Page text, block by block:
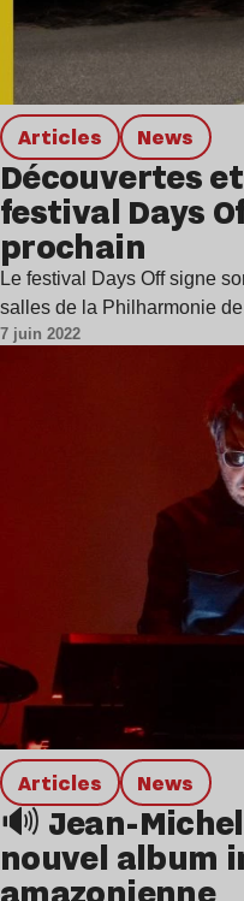
Articles news
Découvertes
festival Days
prochain
Le festival Days Off signe
salles de la Philharmonie
7 juin 2022
Articles news
🔊 Jean-
nouvel album